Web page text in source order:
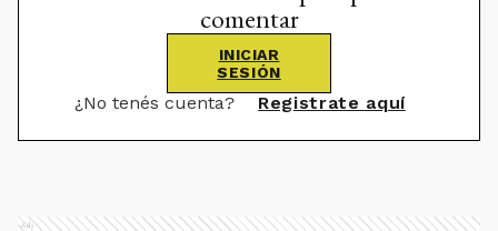
comentar
INICIAR
SESIÓN
¿No tenés cuenta? Registrate aquí
Ads